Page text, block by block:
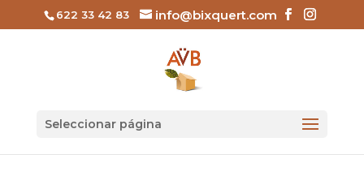
622 33 42 83 info@bixquert.com
Seleccionar página